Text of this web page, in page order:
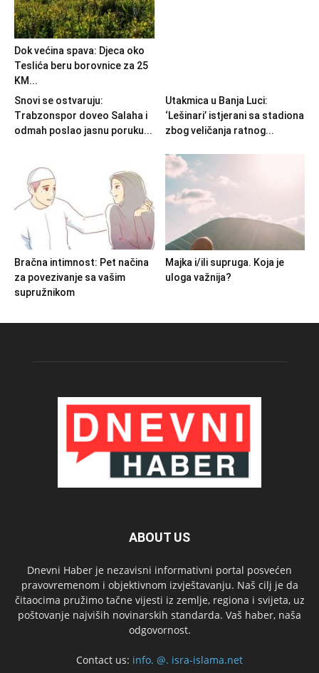
Dok većina spava: Djeca oko
Teslića beru borovnice za 25
KM...
Snovi se ostvaruju:
Trabzonspor doveo Salaha i
odmah poslao jasnu poruku...
Utakmica u Banja Luci:
‘Lešinari’ istjerani sa stadiona
zbog veličanja ratnog...
Bračna intimnost: Pet načina
za povezivanje sa vašim
supružnikom
Majka i/ili supruga. Koja je
uloga važnija?
ABOUT US
Dnevni Haber je nezavisni informativni portal posvećen
pravovremenom i objektivnom izvještavanju. Naš cilj je da
čitaocima pružimo tačne vijesti iz zemlje, regiona i svijeta, uz
poštovanje najviših novinarskih standarda. Vaš haber, naša
odgovornost.
Contact us: info. @. isra-islama.net